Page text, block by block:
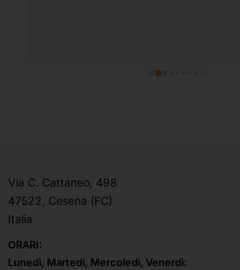
Via C. Cattaneo, 498
47522, Cesena (FC)
Italia
ORARI:
Lunedì, Martedì, Mercoledì, Venerdì: